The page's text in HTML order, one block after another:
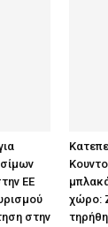
ΕΕ
στην
χώρο: